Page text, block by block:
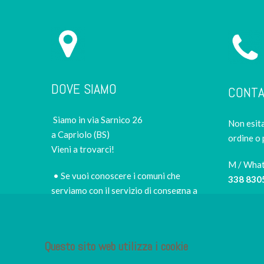
DOVE SIAMO
Siamo in via Sarnico 26
a Capriolo (BS)
Vieni a trovarci!
• Se vuoi conoscere i comuni che
serviamo con il servizio di consegna a
takeaway della zona
Non
ordine o
M /
338
Questo sito web utilizza i cookie